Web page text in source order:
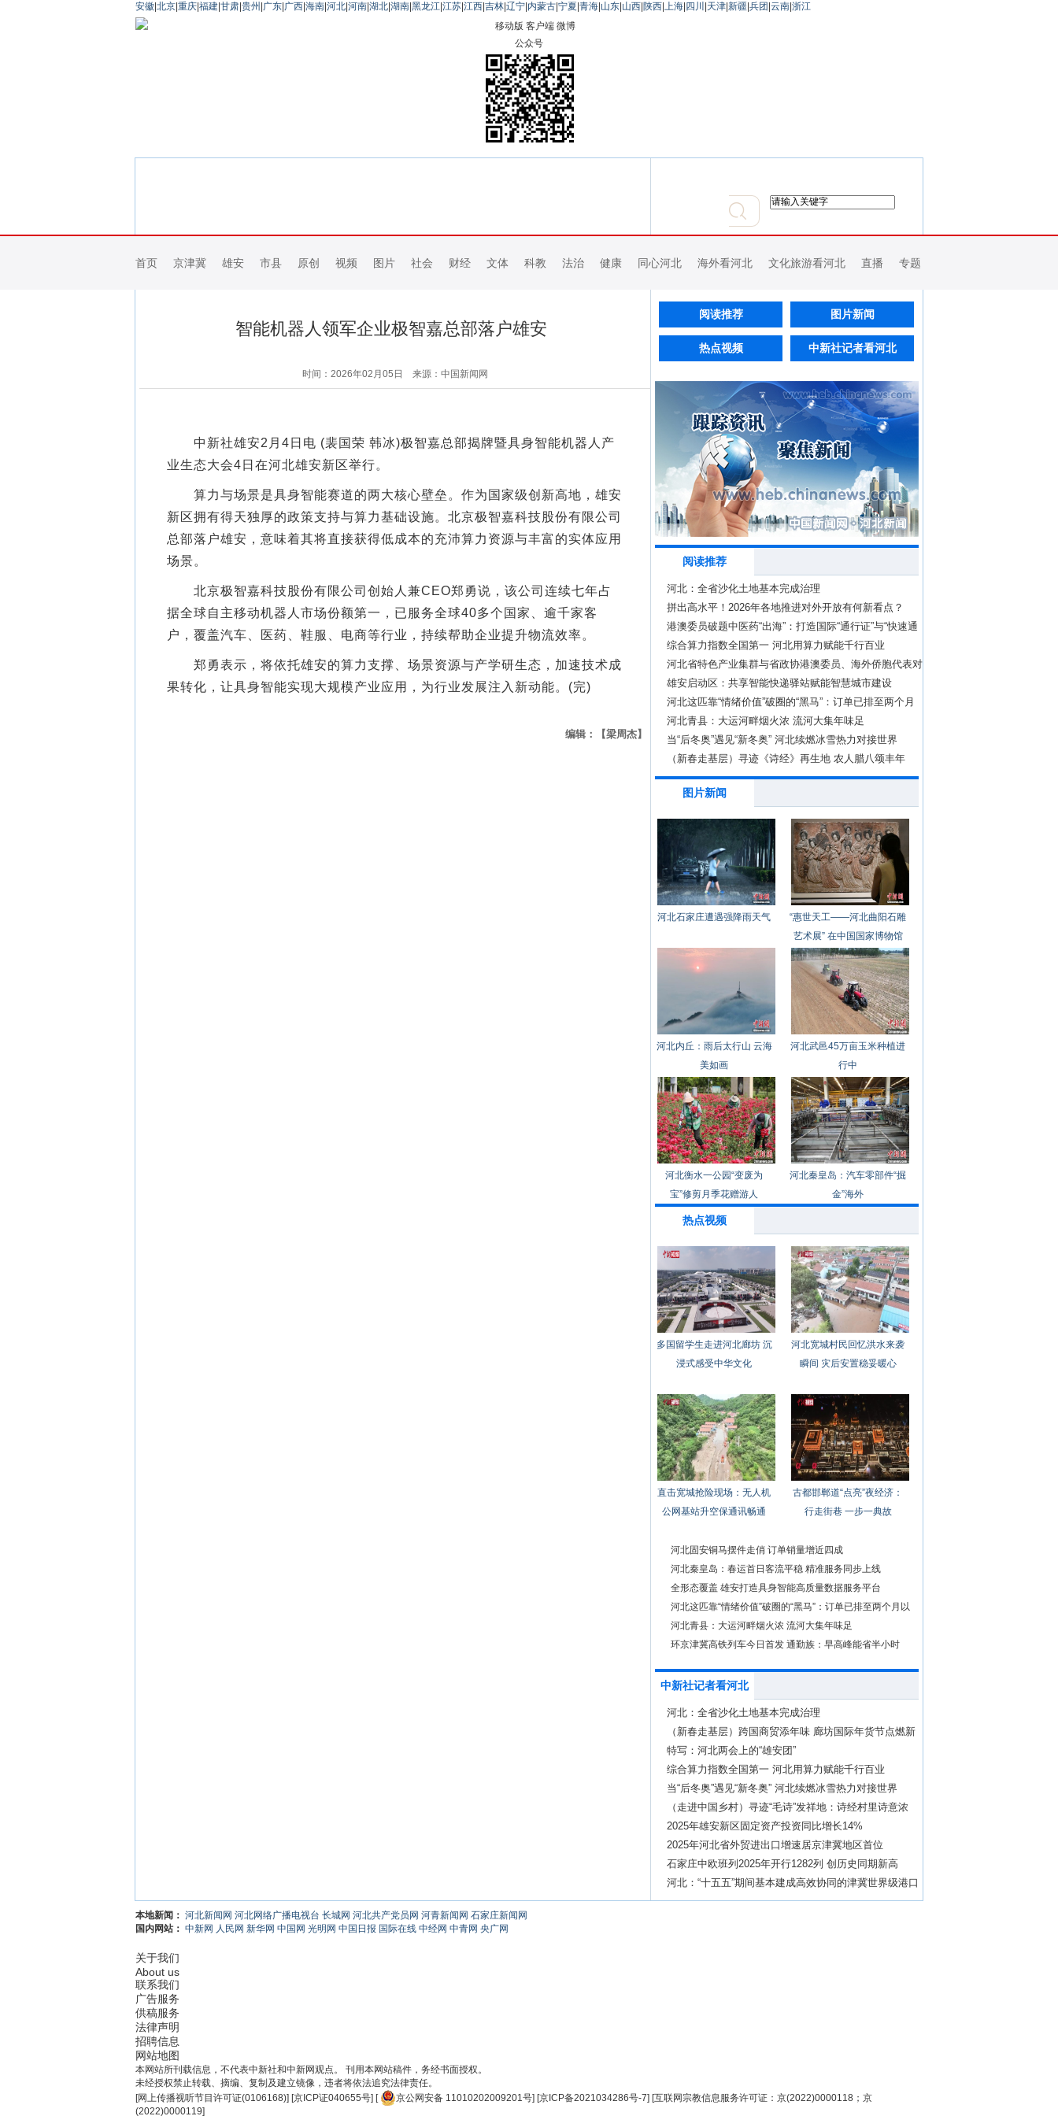
安徽 北京 重庆 福建 甘肃 贵州 广东 广西 海南 河北 河南 湖北 湖南 黑龙江 江苏 江西 吉林 辽宁 内蒙古 宁夏 青海 山东 山西 陕西 上海 四川 天津 新疆 兵团 云南 浙江
移动版 客户端 微博
公众号
首页 京津冀 雄安 市县 原创 视频 图片 社会 财经 文体 科教 法治 健康 同心河北 海外看河北 文化旅游看河北 直播 专题
智能机器人领军企业极智嘉总部落户雄安
时间：2026年02月05日 来源：中国新闻网
中新社雄安2月4日电 (裴国荣 韩冰)极智嘉总部揭牌暨具身智能机器人产
业生态大会4日在河北雄安新区举行。
算力与场景是具身智能赛道的两大核心壁垒。作为国家级创新高地，雄安
新区拥有得天独厚的政策支持与算力基础设施。北京极智嘉科技股份有限公司
总部落户雄安，意味着其将直接获得低成本的充沛算力资源与丰富的实体应用
场景。
北京极智嘉科技股份有限公司创始人兼CEO郑勇说，该公司连续七年占
据全球自主移动机器人市场份额第一，已服务全球40多个国家、逾千家客
户，覆盖汽车、医药、鞋服、电商等行业，持续帮助企业提升物流效率。
郑勇表示，将依托雄安的算力支撑、场景资源与产学研生态，加速技术成
果转化，让具身智能实现大规模产业应用，为行业发展注入新动能。(完)
编辑：【梁周杰】
阅读推荐 图片新闻
热点视频 中新社记者看河北
阅读推荐
河北：全省沙化土地基本完成治理
拼出高水平！2026年各地推进对外开放有何新看点？
港澳委员破题中医药“出海”：打造国际“通行证”与“快速通
道”
综合算力指数全国第一 河北用算力赋能千行百业
河北省特色产业集群与省政协港澳委员、海外侨胞代表对
接会举办
雄安启动区：共享智能快递驿站赋能智慧城市建设
河北这匹靠“情绪价值”破圈的“黑马”：订单已排至两个月
以后
河北青县：大运河畔烟火浓 流河大集年味足
当“后冬奥”遇见“新冬奥” 河北续燃冰雪热力对接世界
（新春走基层）寻迹《诗经》再生地 农人腊八颂丰年
图片新闻
河北石家庄遭遇强降雨天气
“惠世天工——河北曲阳石雕
艺术展” 在中国国家博物馆
开幕
河北内丘：雨后太行山 云海
美如画
河北武邑45万亩玉米种植进
行中
河北衡水一公园“变废为
宝”修剪月季花赠游人
河北秦皇岛：汽车零部件“掘
金”海外
热点视频
多国留学生走进河北廊坊 沉
浸式感受中华文化
河北宽城村民回忆洪水来袭
瞬间 灾后安置稳妥暖心
直击宽城抢险现场：无人机
公网基站升空保通讯畅通
古都邯郸道“点亮”夜经济：
行走街巷 一步一典故
河北固安铜马摆件走俏 订单销量增近四成
河北秦皇岛：春运首日客流平稳 精准服务同步上线
全形态覆盖 雄安打造具身智能高质量数据服务平台
河北这匹靠“情绪价值”破圈的“黑马”：订单已排至两个月以
后
河北青县：大运河畔烟火浓 流河大集年味足
环京津冀高铁列车今日首发 通勤族：早高峰能省半小时
中新社记者看河北
河北：全省沙化土地基本完成治理
（新春走基层）跨国商贸添年味 廊坊国际年货节点燃新
春消费热潮
特写：河北两会上的“雄安团”
综合算力指数全国第一 河北用算力赋能千行百业
当“后冬奥”遇见“新冬奥” 河北续燃冰雪热力对接世界
（走进中国乡村）寻迹“毛诗”发祥地：诗经村里诗意浓
2025年雄安新区固定资产投资同比增长14%
2025年河北省外贸进出口增速居京津冀地区首位
石家庄中欧班列2025年开行1282列 创历史同期新高
河北：“十五五”期间基本建成高效协同的津冀世界级港口
群
本地新闻： 河北新闻网 河北网络广播电视台 长城网 河北共产党员网 河青新闻网 石家庄新闻网
国内网站： 中新网 人民网 新华网 中国网 光明网 中国日报 国际在线 中经网 中青网 央广网
关于我们
About us
联系我们
广告服务
供稿服务
法律声明
招聘信息
网站地图
本网站所刊载信息，不代表中新社和中新网观点。 刊用本网站稿件，务经书面授权。
未经授权禁止转载、摘编、复制及建立镜像，违者将依法追究法律责任。
[网上传播视听节目许可证(0106168)] [京ICP证040655号] [ 京公网安备 11010202009201号] [京ICP备2021034286号-7] [互联网宗教信息服务许可证：京(2022)0000118；京
(2022)0000119]